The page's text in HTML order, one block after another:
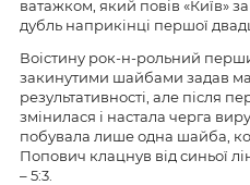
ватажком, який повів «Київ»
дубль наприкінці першої
Воістину рок-н-рольний
закинутими шайбами ​​задав
результативності, але після
змінилася і настала черга
побувала лише одна шайба,
Попович клацнув від синьої
– 5:3.